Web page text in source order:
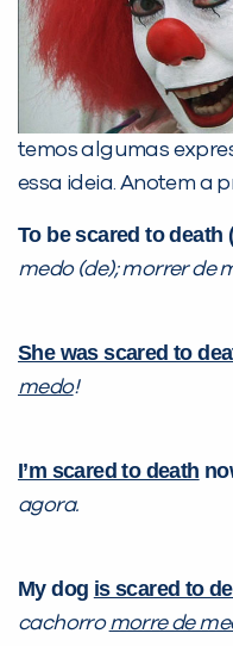
temos algumas
essa ideia. Anotem a
To be scared to death
medo (de); morrer de
She was scared to
medo!
I’m scared to death
agora.
My dog is scared to
cachorromorre de
já vamos te
Sim